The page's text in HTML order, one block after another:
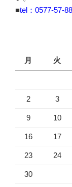
■tel：0577-57-
月
火
2 3
9 10
16 17
23 24
30